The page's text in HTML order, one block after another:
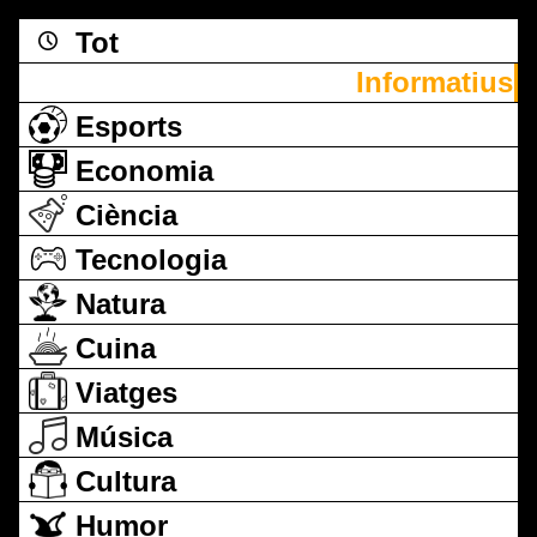
Tot
Informatius
Esports
Economia
Ciència
Tecnologia
Natura
Cuina
Viatges
Música
Cultura
Humor